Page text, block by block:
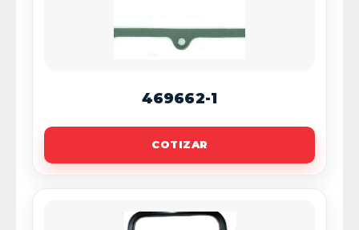
469662-1
COTIZAR